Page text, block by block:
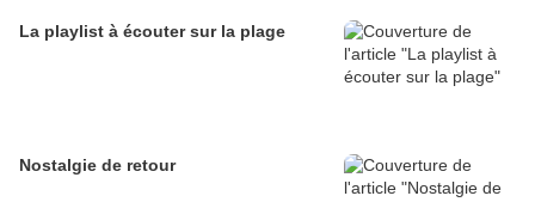
La playlist à écouter sur la plage
Nostalgie de retour